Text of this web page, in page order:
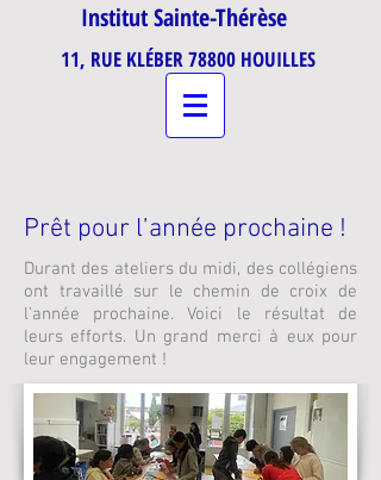
Institut Sainte-Thérèse
11, RUE KLÉBER 78800 HOUILLES
Prêt pour l’année prochaine !
Durant des ateliers du midi, des collégiens
ont travaillé sur le chemin de croix de
l’année prochaine. Voici le résultat de
leurs efforts. Un grand merci à eux pour
leur engagement !